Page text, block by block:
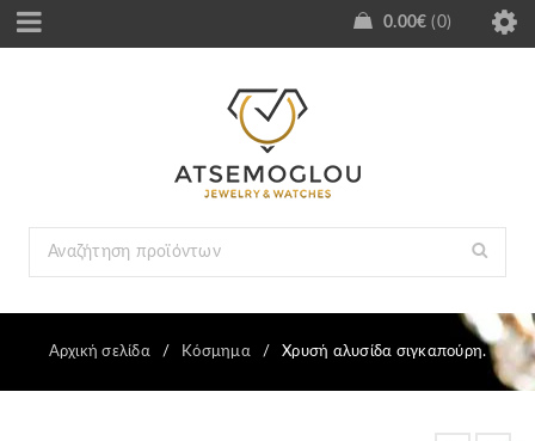
0.00€ 0
Αρχική σελίδα / Κόσμημα / Χρυσή αλυσίδα σιγκαπούρη.